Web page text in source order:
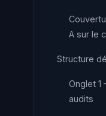
A sur le
Structure
Onglet 1
audits